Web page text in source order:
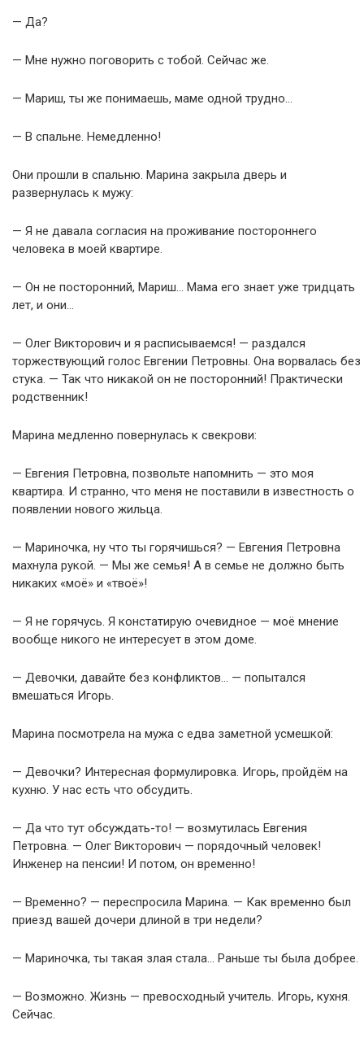
— Да?
— Мне нужно поговорить с тобой. Сейчас же.
— Мариш, ты же понимаешь, маме одной трудно…
— В спальне. Немедленно!
Они прошли в спальню. Марина закрыла дверь и
развернулась к мужу:
— Я не давала согласия на проживание постороннего
человека в моей квартире.
— Он не посторонний, Мариш… Мама его знает уже тридцать
лет, и они…
— Олег Викторович и я расписываемся! — раздался
торжествующий голос Евгении Петровны. Она ворвалась без
стука. — Так что никакой он не посторонний! Практически
родственник!
Марина медленно повернулась к свекрови:
— Евгения Петровна, позвольте напомнить — это моя
квартира. И странно, что меня не поставили в известность о
появлении нового жильца.
— Мариночка, ну что ты горячишься? — Евгения Петровна
махнула рукой. — Мы же семья! А в семье не должно быть
никаких «моё» и «твоё»!
— Я не горячусь. Я констатирую очевидное — моё мнение
вообще никого не интересует в этом доме.
— Девочки, давайте без конфликтов… — попытался
вмешаться Игорь.
Марина посмотрела на мужа с едва заметной усмешкой:
— Девочки? Интересная формулировка. Игорь, пройдём на
кухню. У нас есть что обсудить.
— Да что тут обсуждать-то! — возмутилась Евгения
Петровна. — Олег Викторович — порядочный человек!
Инженер на пенсии! И потом, он временно!
— Временно? — переспросила Марина. — Как временно был
приезд вашей дочери длиной в три недели?
— Мариночка, ты такая злая стала… Раньше ты была добрее.
— Возможно. Жизнь — превосходный учитель. Игорь, кухня.
Сейчас.